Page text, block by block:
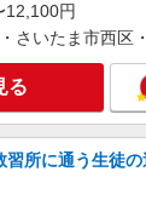
横浜市保土ヶ谷区
2100924
＼最強の福利厚生
12,100円
さいたま市西区
る
習所に通う生徒の